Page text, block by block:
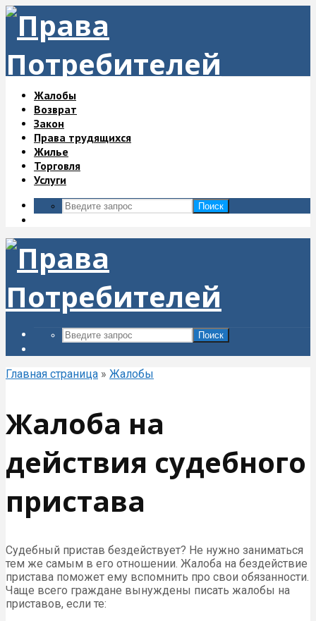
Жалобы
Возврат
Закон
Права трудящихся
Жилье
Торговля
Услуги
Поиск
Поиск
Главная страница » Жалобы
Жалоба на
действия судебного
пристава
Судебный пристав бездействует? Не нужно заниматься
тем же самым в его отношении. Жалоба на бездействие
пристава поможет ему вспомнить про свои обязанности.
Чаще всего граждане вынуждены писать жалобы на
приставов, если те: